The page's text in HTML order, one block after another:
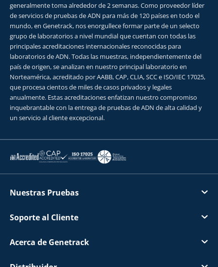
generalmente toma alrededor de 2 semanas. Como proveedor líder
de servicios de pruebas de ADN para más de 120 países en todo el
mundo, en Genetrack, nos enorgullece formar parte de un selecto
grupo de laboratorios a nivel mundial que cuentan con todas las
principales acreditaciones internacionales reconocidas para
laboratorios de ADN. Todas las muestras, independientemente del
país de origen, se analizan en nuestro principal laboratorio en
Norteamérica, acreditado por AABB, CAP, CLIA, SCC e ISO/IEC 17025,
que procesa cientos de miles de casos privados y legales
anualmente. Estas acreditaciones enfatizan nuestro compromiso
inquebrantable con la entrega de pruebas de ADN de alta calidad y
un servicio al cliente excepcional.
Nuestras Pruebas
Soporte al Cliente
Acerca de Genetrack